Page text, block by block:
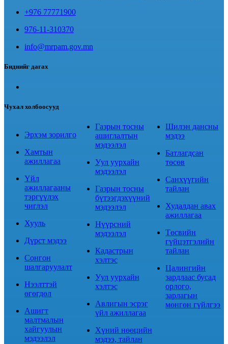
+976 77771900
976-11-310370
info@mrpam.gov.mn
Биднийг дагах
Чухал холбоосууд
Эрхэм зорилго
Хамтын
ажиллагаа
Үйл
ажиллагааны
тэргүүлэх
чиглэл
Хууль
Дүрст мэдээ
Сонгон
шалгаруулалт
Нээлттэй
өгөгдөл
Ашигт
малтмалын
хайгуулын
мэдээлэл
Газрын тосны
ашиглалтын
мэдээлэл
Уул уурхайн
мэдээлэл
Газрын тосны
бүтээгдэхүүний
мэдээлэл
Нүүрсний
мэдээлэл
Кадастрын
хэлтэс
Уул уурхайн
хэлтэс
Авлигын эсрэг
үйл ажиллагаа
Хүний нөөцийн
мэдээ, тайлан
Шилэн дансны
мэдээ
Батлагдсан
төсөв
Санхүүгийн
тайлан
Худалдан авах
ажиллагаа
Төсвийн
гүйцэтгэлийн
тайлан
Цалингийн
зардлаас бусад
орлого,
зарлагын
мөнгөн гүйлгээ